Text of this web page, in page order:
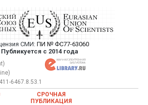
Союз Ученых —
научных статей в
научном журнале
СМИ: ПИ № ФС77-63060
Публикуется с 2014 года
Ученых — публикация научных статей в
научном журнале
6467.8.53.1
СРОЧНАЯ
ПУБЛИКАЦИЯ